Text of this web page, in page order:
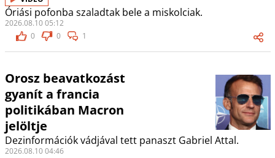
Óriási pofonba szaladtak bele a miskolciak.
2026.08.10 05:12
0
0 1
Orosz beavatkozást
gyanít a francia
politikában Macron
jelöltje
Dezinformációk vádjával tett panaszt Gabriel Attal.
2026.08.10 04:46